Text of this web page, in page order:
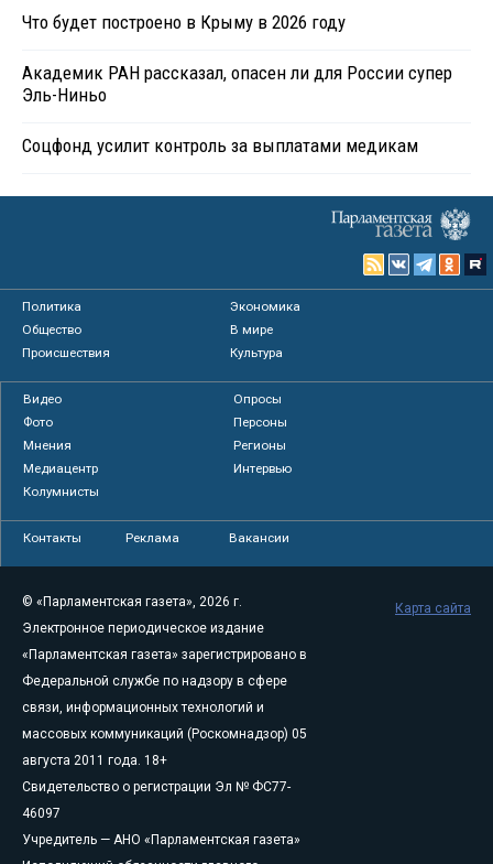
Что будет построено в Крыму в 2026 году
Академик РАН рассказал, опасен ли для России супер
Эль-Ниньо
Соцфонд усилит контроль за выплатами медикам
Политика
Экономика
Общество
В мире
Происшествия
Культура
Видео
Опросы
Фото
Персоны
Мнения
Регионы
Медиацентр
Интервью
Колумнисты
Контакты Реклама Вакансии
© «Парламентская газета», 2026 г.
Электронное периодическое издание
«Парламентская газета» зарегистрировано в
Федеральной службе по надзору в сфере
связи, информационных технологий и
массовых коммуникаций (Роскомнадзор) 05
августа 2011 года. 18+
Свидетельство о регистрации Эл № ФС77-
46097
Учредитель — АНО «Парламентская газета»
Карта сайта